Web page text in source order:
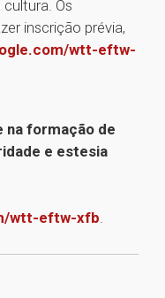
Os
inscrição prévia,
wtt-eftw-
na formação de
e estesia
wtt-eftw-xfb.